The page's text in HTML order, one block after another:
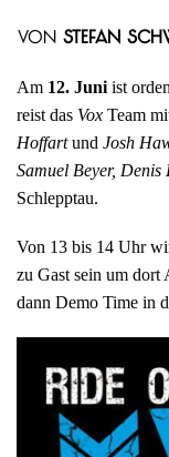
von Stefan
Am 12. Juni ist
reist das Vox Team
Hoffartund Josh
Samuel Beyer,
Schlepptau.
Von 13 bis 14 Uhr
zu Gast sein um dort
dann Demo Time in